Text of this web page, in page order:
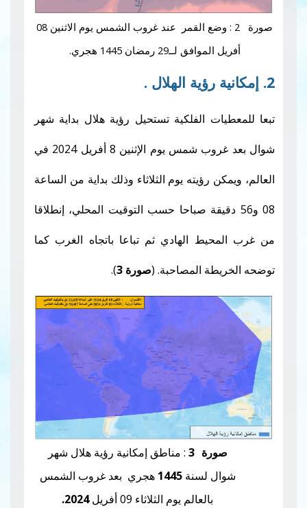
: وضع القمر عند غروب الشمس يوم الاثنين 08
الفلكية تستحيل رؤية هلال بداية شهر
شوال بعد غروب شمس يوم الإثنين 8 أفريل 2024 في
رؤيته يوم الثلاثاء وذلك بداية من الساعة
دقيقة صباحا حسب التوقيت المحلي، إنطلاقا
الهادي ثم تباعا باتجاه الغرب كما
المصاحبة. (صورة 3 ).
: مناطق إمكانية رؤية هلالشهر
هجري بعد غروب الشمس
2024.